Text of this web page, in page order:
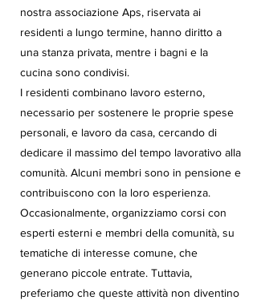
nostra associazione Aps, riservata ai
residenti a lungo termine, hanno diritto a
una stanza privata, mentre i bagni e la
cucina sono condivisi.
I residenti combinano lavoro esterno,
necessario per sostenere le proprie spese
personali, e lavoro da casa, cercando di
dedicare il massimo del tempo lavorativo alla
comunità. Alcuni membri sono in pensione e
contribuiscono con la loro esperienza.
Occasionalmente, organizziamo corsi con
esperti esterni e membri della comunità, su
tematiche di interesse comune, che
generano piccole entrate. Tuttavia,
preferiamo che queste attività non diventino